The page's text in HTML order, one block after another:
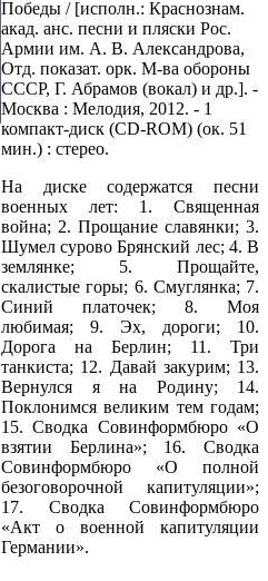
Победы / [исполн.: Краснознам.
акад. анс. песни и пляски Рос.
Армии им. А. В. Александрова,
Отд. показат. орк. М-ва обороны
СССР, Г. Абрамов (вокал) и др.]. -
Москва : Мелодия, 2012. - 1
компакт-диск (CD-ROM) (ок. 51
мин.) : стерео.
На диске содержатся песни
военных лет: 1. Священная
война; 2. Прощание славянки; 3.
Шумел сурово Брянский лес; 4. В
землянке; 5. Прощайте,
скалистые горы; 6. Смуглянка; 7.
Синий платочек; 8. Моя
любимая; 9. Эх, дороги; 10.
Дорога на Берлин; 11. Три
танкиста; 12. Давай закурим; 13.
Вернулся я на Родину; 14.
Поклонимся великим тем годам;
15. Сводка Совинформбюро «О
взятии Берлина»; 16. Сводка
Совинформбюро «О полной
безоговорочной капитуляции»;
17. Сводка Совинформбюро
«Акт о военной капитуляции
Германии».